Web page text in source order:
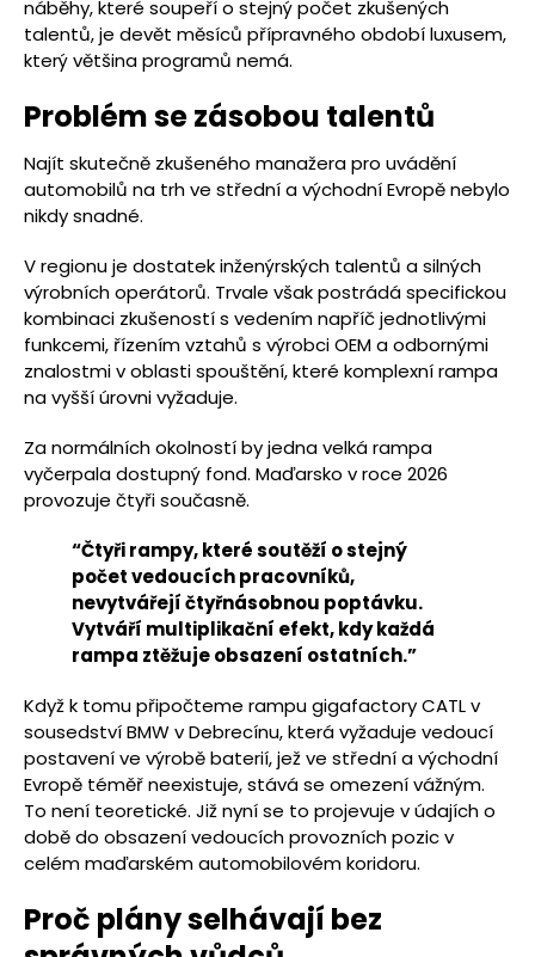
náběhy, které soupeří o stejný počet zkušených
talentů, je devět měsíců přípravného období luxusem,
který většina programů nemá.
Problém se zásobou talentů
Najít skutečně zkušeného manažera pro uvádění
automobilů na trh ve střední a východní Evropě nebylo
nikdy snadné.
V regionu je dostatek inženýrských talentů a silných
výrobních operátorů. Trvale však postrádá specifickou
kombinaci zkušeností s vedením napříč jednotlivými
funkcemi, řízením vztahů s výrobci OEM a odbornými
znalostmi v oblasti spouštění, které komplexní rampa
na vyšší úrovni vyžaduje.
Za normálních okolností by jedna velká rampa
vyčerpala dostupný fond. Maďarsko v roce 2026
provozuje čtyři současně.
“Čtyři rampy, které soutěží o stejný
počet vedoucích pracovníků,
nevytvářejí čtyřnásobnou poptávku.
Vytváří multiplikační efekt, kdy každá
rampa ztěžuje obsazení ostatních.”
Když k tomu připočteme rampu gigafactory CATL v
sousedství BMW v Debrecínu, která vyžaduje vedoucí
postavení ve výrobě baterií, jež ve střední a východní
Evropě téměř neexistuje, stává se omezení vážným.
To není teoretické. Již nyní se to projevuje v údajích o
době do obsazení vedoucích provozních pozic v
celém maďarském automobilovém koridoru.
Proč plány selhávají bez